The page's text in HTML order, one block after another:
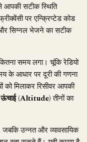
आपकी सटीक स्थिति
पर एन्क्रिप्टेड कोड
सिग्नल भेजने का सटीक
समय लगा। चूंकि रेडियो
के आधार पर दूरी की गणना
को मिलाकर रिसीवर आपकी
ऊंचाई (Altitude)तीनों का
उन्नत और व्यावसायिक